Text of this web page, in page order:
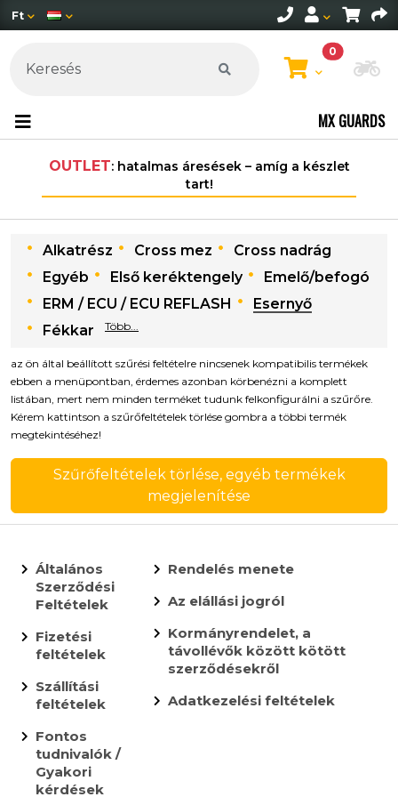
Ft
0
MX GUARDS
OUTLET: hatalmas áresések – amíg a készlet
tart!
Alkatrész Cross mez
Cross nadrág
Egyéb
Első keréktengely
Emelő/befogó
ERM / ECU / ECU REFLASH
Esernyő
Fékkar
Több...
az ön által beállított szűrési feltételre nincsenek kompatibilis termékek
ebben a menüpontban, érdemes azonban körbenézni a komplett
listában, mert nem minden terméket tudunk felkonfigurálni a szűrőre.
Kérem kattintson a szűrőfeltételek törlése gombra a többi termék
megtekintéséhez!
Szűrőfeltételek törlése, egyéb termékek
megjelenítése
Általános
Szerződési
Feltételek
Fizetési
feltételek
Szállítási
feltételek
Fontos
tudnivalók /
Gyakori
kérdések
Rendelés menete
Az elállási jogról
Kormányrendelet, a
távollévők között kötött
szerződésekről
Adatkezelési feltételek